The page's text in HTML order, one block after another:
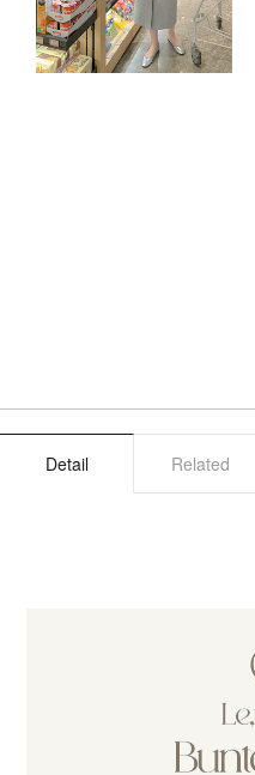
Detail Related